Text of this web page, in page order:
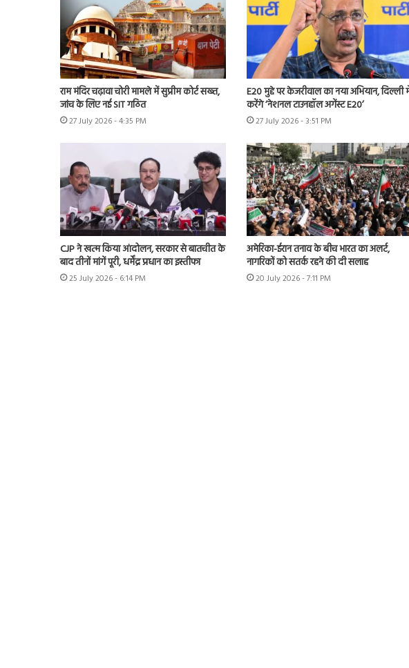
राम मंदिर चढ़ावा चोरी मामले में सुप्रीम कोर्ट सख्त,
जांच के लिए नई SIT गठित
27 July 2026 - 4:35 PM
E20 मुद्दे पर केजरीवाल का नया अभियान, दिल्ली
करेंगे ‘नेशनल टाउनहॉल अगेंस्ट E20’
27 July 2026 - 3:51 PM
CJP ने खत्म किया आंदोलन, सरकार से बातचीत के
बाद तीनों मांगें पूरी, धर्मेंद्र प्रधान का इस्तीफा
25 July 2026 - 6:14 PM
अमेरिका-ईरान तनाव के बीच भारत का अलर्ट,
नागरिकों को सतर्क रहने की दी सलाह
20 July 2026 - 7:11 PM